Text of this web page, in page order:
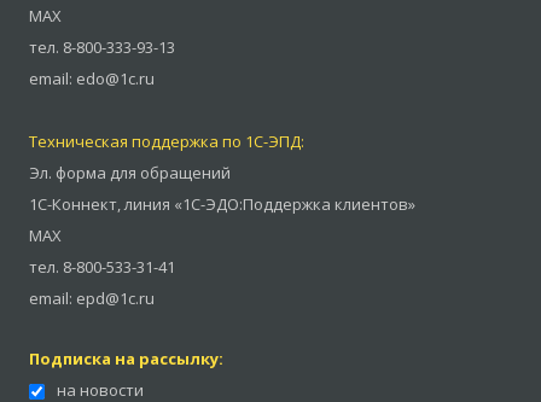
MAX
тел. 8-800-333-93-13
email: edo@1c.ru
Техническая поддержка по 1С-ЭПД:
Эл. форма для обращений
1С-Коннект,линия «1С-ЭДО:Поддержка клиентов»
MAX
тел. 8-800-533-31-41
email: epd@1c.ru
Подписка на рассылку:
на новости